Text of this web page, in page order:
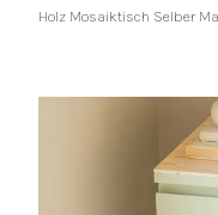
Holz Mosaiktisch Selber